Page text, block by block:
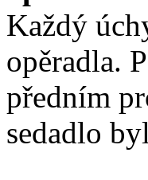
Každý
opěradla.
předním
sedadlo